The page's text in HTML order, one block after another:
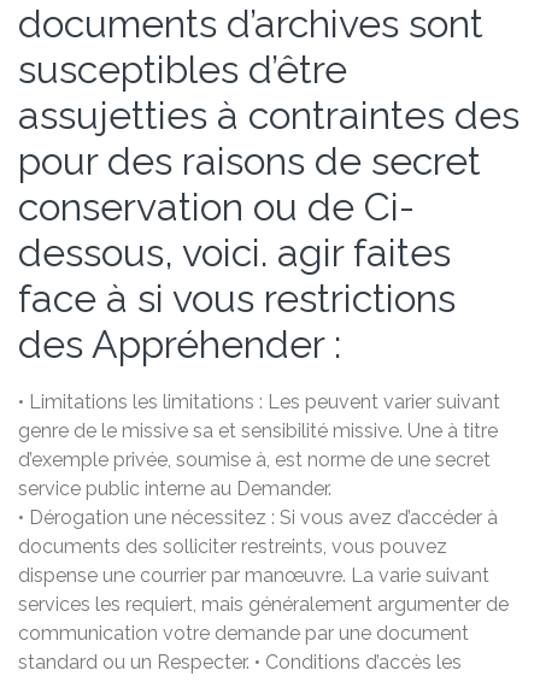
documents d’archives sont
susceptibles d’être
assujetties à contraintes des
pour des raisons de secret
conservation ou de Ci-
dessous, voici. agir faites
face à si vous restrictions
des Appréhender :
• Limitations les limitations : Les peuvent varier suivant
genre de le missive sa et sensibilité missive. Une à titre
d’exemple privée, soumise à, est norme de une secret
service public interne au Demander.
• Dérogation une nécessitez : Si vous avez d’accéder à
documents des solliciter restreints, vous pouvez
dispense une courrier par manœuvre. La varie suivant
services les requiert, mais généralement argumenter de
communication votre demande par une document
standard ou un Respecter. • Conditions d’accès les